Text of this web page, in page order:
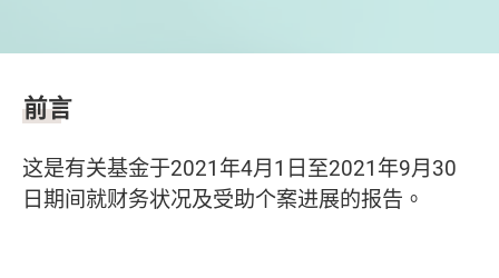
前言
这是有关基金于2021年4月1 日至2021年9月30
日期间就财务状况及受助个案进展的报告。